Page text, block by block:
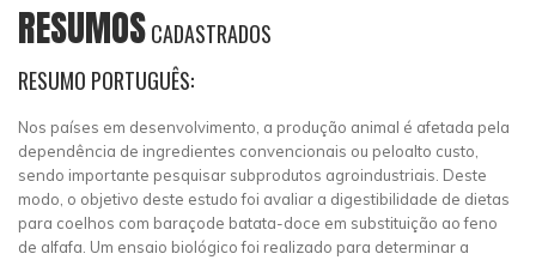
RESUMOSCADASTRADOS
RESUMO PORTUGUÊS:
Nos países em desenvolvimento, a produção animal é afetada pela
dependência de ingredientes convencionais ou peloalto custo,
sendo importante pesquisar subprodutos agroindustriais. Deste
modo, o objetivo deste estudo foi avaliar a digestibilidade de dietas
para coelhos com baraçode batata-doce em substituição ao feno
de alfafa. Um ensaio biológico foi realizado para determinar a